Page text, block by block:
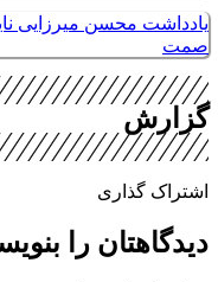
یادداشت محسن میرزایی
صمت
گزارش
اشتراک گذاری
دیدگاهتان را